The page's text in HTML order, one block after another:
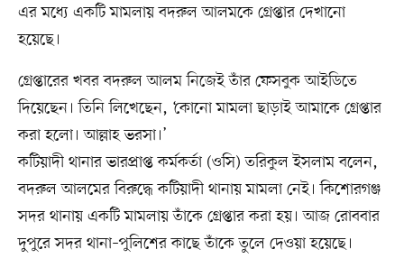
এর মধ্যে একটি মামলায় বদরুল আলমকে গ্রেপ্তার দেখানো
হয়েছে।
গ্রেপ্তারের খবর বদরুল আলম নিজেই তাঁর ফেসবুক আইডিতে
দিয়েছেন। তিনি লিখেছেন, ‘কোনো মামলা ছাড়াই আমাকে গ্রেপ্তার
করা হলো। আল্লাহ ভরসা।’
কটিয়াদী থানার ভারপ্রাপ্ত কর্মকর্তা (ওসি) তরিকুল ইসলাম বলেন,
বদরুল আলমের বিরুদ্ধে কটিয়াদী থানায় মামলা নেই। কিশোরগঞ্জ
সদর থানায় একটি মামলায় তাঁকে গ্রেপ্তার করা হয়। আজ রোববার
দুপুরে সদর থানা–পুলিশের কাছে তাঁকে তুলে দেওয়া হয়েছে।